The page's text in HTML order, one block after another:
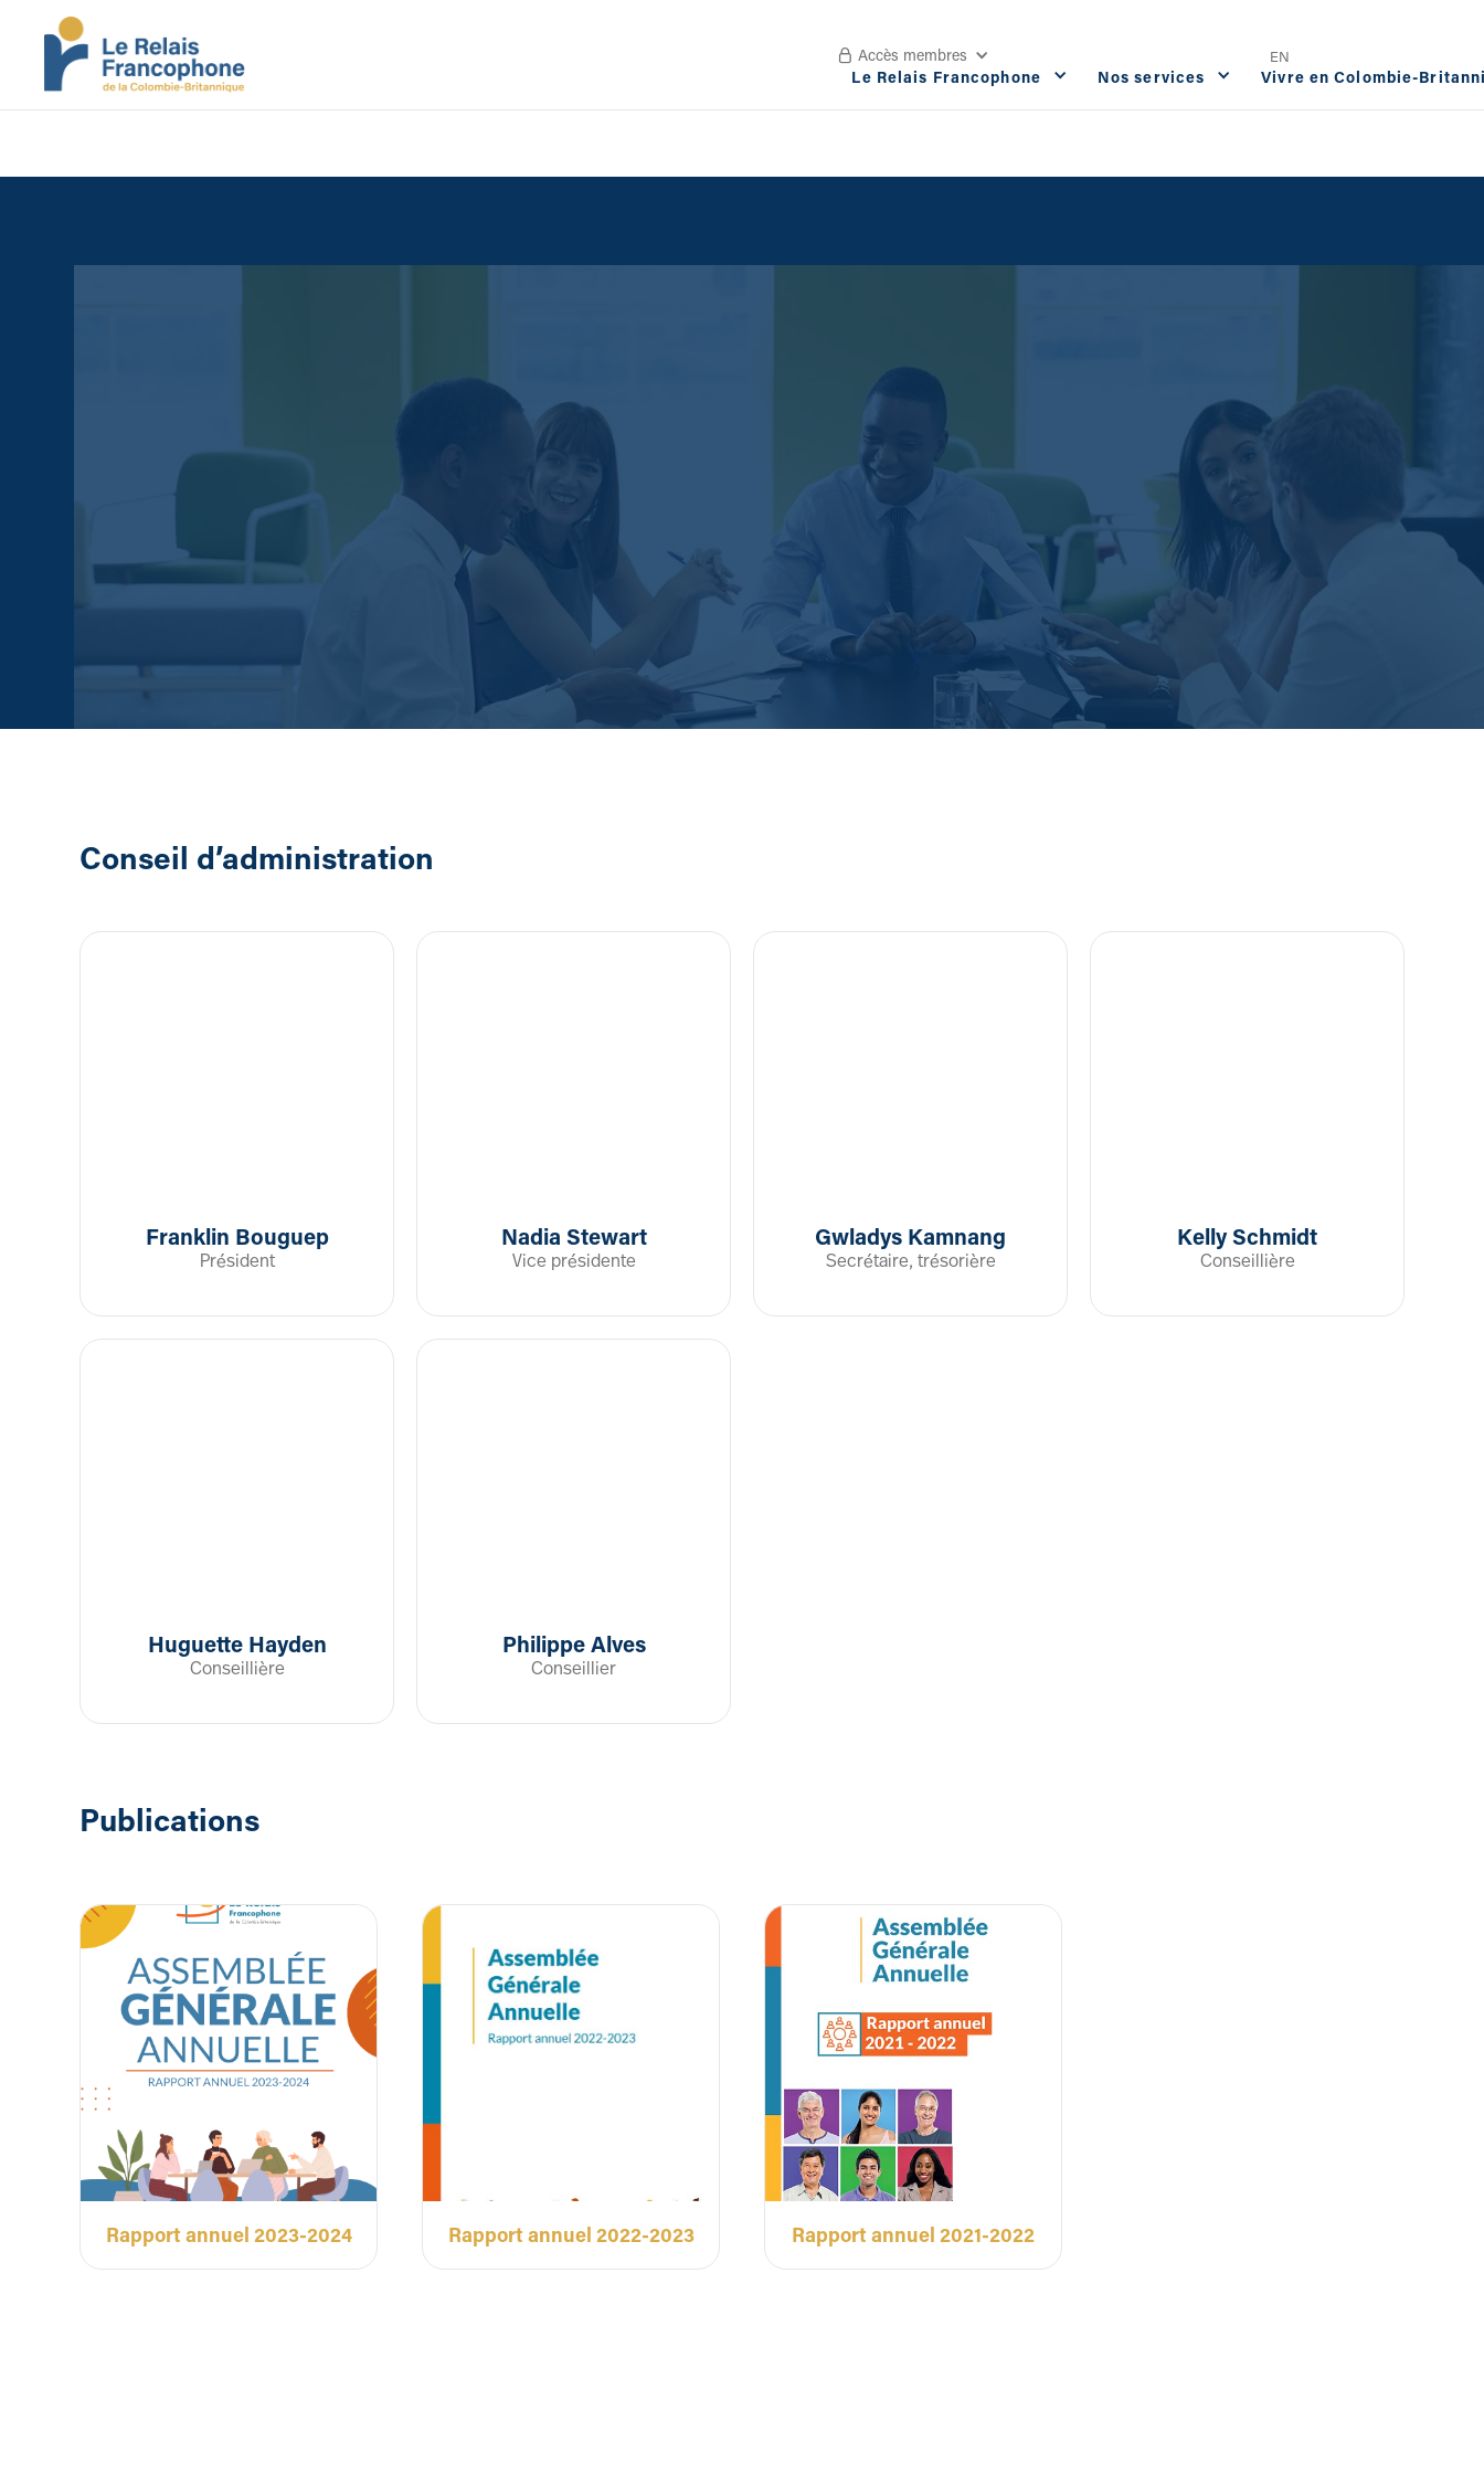
Le Relais Francophone Nos services Vivre en Colombie-
 Accès membres EN
Conseil d’administration
Franklin Bouguep
Président
Nadia Stewart
Vice présidente
Gwladys Kamnang
Secrétaire, trésorière
Kelly Schmidt
Conseillière
Huguette Hayden
Conseillière
Philippe Alves
Conseillier
Publications
Rapport annuel 2023-2024 Rapport annuel 2022-2023 Rapport annuel 2021-2022